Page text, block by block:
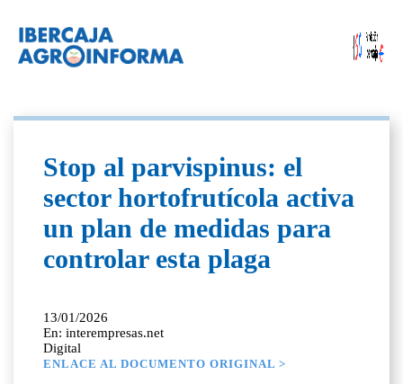
Stop al parvispinus: el
sector hortofrutícola activa
un plan de medidas para
controlar esta plaga
13/01/2026
En: interempresas.net
Digital
ENLACE AL DOCUMENTO ORIGINAL >